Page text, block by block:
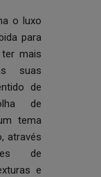
o luxo
para
mais
suas
de
de
tema
através
de
e